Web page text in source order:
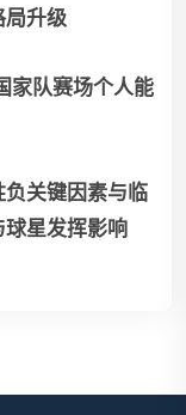
升级
家队赛场个人能
关键因素与临
星发挥影响